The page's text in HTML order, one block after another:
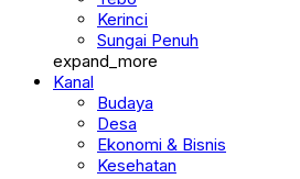
Kerinci
Sungai Penuh
expand_more
Kanal
Budaya
Desa
Ekonomi & Bisnis
Kesehatan